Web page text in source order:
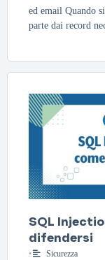
ed email Quando
parte dai record
SQL
difendersi
• Sicurezza